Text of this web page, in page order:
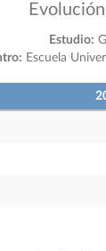
Estudio:
Escuela